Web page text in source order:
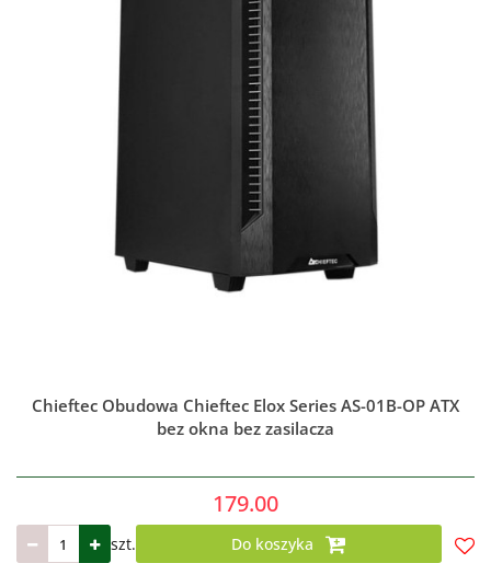
Chieftec Obudowa Chieftec Elox Series AS-01B-OP ATX
bez okna bez zasilacza
179.00
szt. Do koszyka